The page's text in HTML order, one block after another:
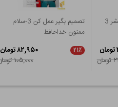
3
تصمیم بگیر عمل کن 3-سلام
ممنون خداحافظ
۲۱٪
۸۲,۹۵۰ تومان
۱۰۵,۰۰۰ تومان